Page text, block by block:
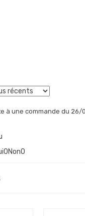
à une commande du 26/
0Non0